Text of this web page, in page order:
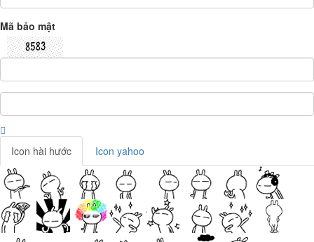
Mã bảo mật
Icon hài hước Icon yahoo